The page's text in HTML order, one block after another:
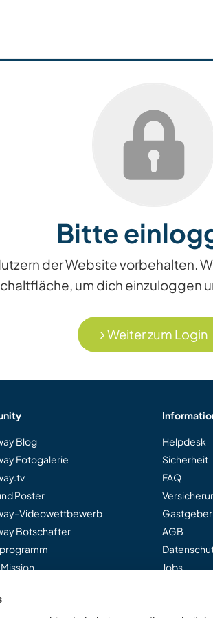
Bitte
der Website vorbehalten.
um dich einzuloggen
Weiter zum Login
Blog
Fotogalerie
Poster
Videowettbewerb
Botschafter
Helpdesk
Sicherheit
FAQ
AGB
Jobs